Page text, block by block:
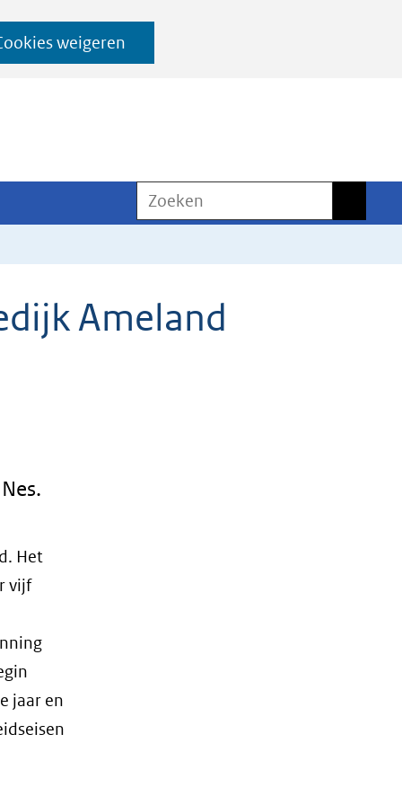
weigeren
Zoeken
Ameland
Het
vijf
jaar en